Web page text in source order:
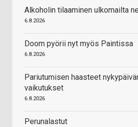
Alkoholin tilaaminen ulkomailta
6.8.2026
Doom pyörii nyt myös Paintissa
6.8.2026
Pariutumisen haasteet
vaikutukset
6.8.2026
Perunalastut